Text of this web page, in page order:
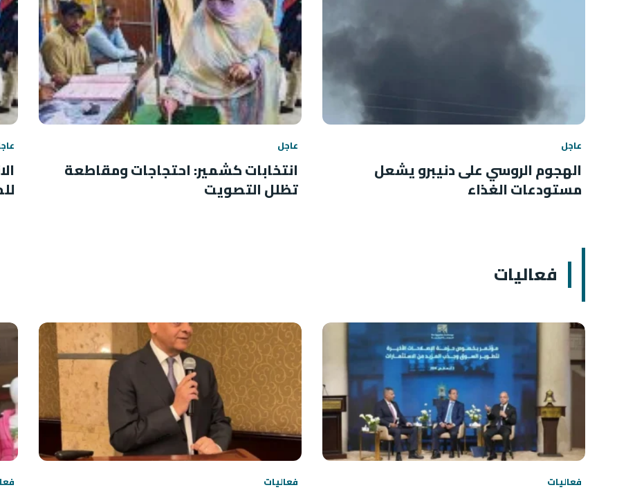
عاجل
الهجوم الروسي على دنيبرو يشعل
مستودعات الغذاء
عاجل
انتخابات كشمير: احتجاجات ومقاطعة
تظلل التصويت
فعاليات
فعاليات فعاليات